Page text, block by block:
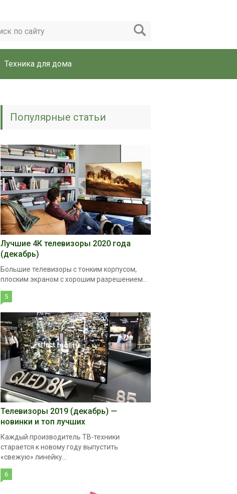
Техника для дома
Популярные статьи
Лучшие 4К телевизоры 2020 года
(декабрь)
Большие телевизоры с тонким корпусом,
плоским экраном с хорошим разрешением...
5
Телевизоры 2019 (декабрь) —
новинки и топ лучших
Каждый производитель ТВ-техники
старается к новому году выпустить
«свежую» линейку...
6